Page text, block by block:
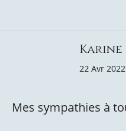
Karine
22 Avr
Mes sympathies à